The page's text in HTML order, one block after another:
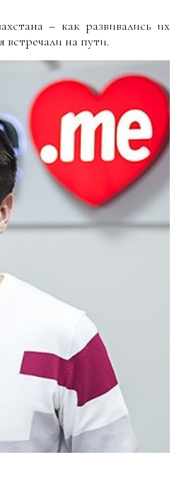
– как развивались их
встречали на пути.